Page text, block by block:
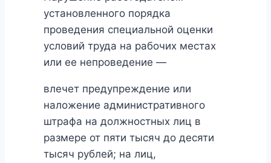
установленного порядка
проведения специальной оценки
условий труда на рабочих местах
или ее непроведение —
влечет предупреждение или
наложение административного
штрафа на должностных лиц в
размере от пяти тысяч до десяти
тысяч рублей; на лиц,